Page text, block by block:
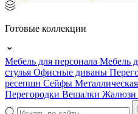
Готовые коллекции
Мебель для персонала Мебель
стулья Офисные диваны
ресепшн Сейфы
Перегородки Вешалки Жалюзи